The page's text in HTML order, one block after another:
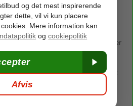
med en rejse i
at priserne falder, når skoleferien er
ved Middelhavet ikke. Når vi
så småt ved at være forbi for de
arbejdet kalder. Men har du ikke været
i skoleferien, så er august et
hos os finder du et stort udvalg af